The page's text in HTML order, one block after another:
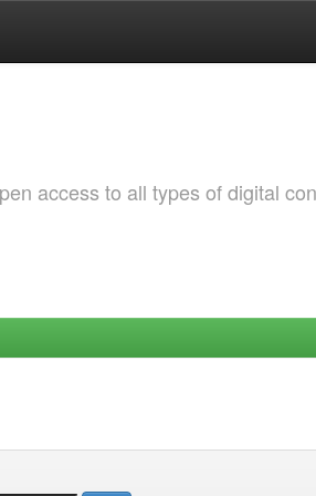
access to all types of digital